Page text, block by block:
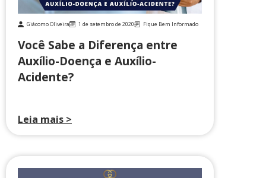
Giácomo Oliveira 1 de setembro de 2020 Fique Bem Informado
Você Sabe a Diferença entre
Auxílio-Doença e Auxílio-
Acidente?
Leia mais >